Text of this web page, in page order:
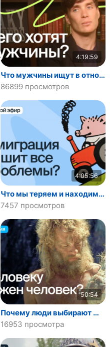
4:19:59
Что мужчины ищут в отношениях?
86899 просмотров
4:05:56
Что мы теряем и находим в эмиграции?
7457 просмотров
50:54
Почему люди выбирают жить вместе?
16953 просмотра